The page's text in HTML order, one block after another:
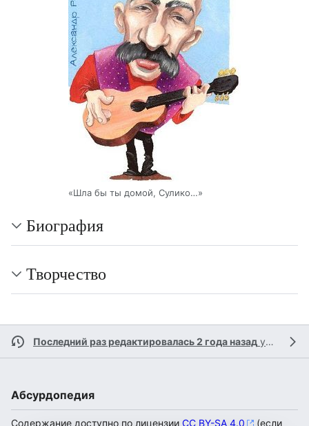
«Шла бы ты домой, Сулико…»
Биография
Творчество
Последний раз редактировалась 2 года назад участником
Абсурдопедия
Содержание доступно по лицензии CC BY-SA 4.0 (если